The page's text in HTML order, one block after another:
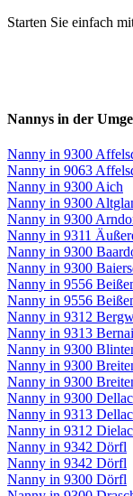
Starten Sie einfach
Nannys in der
Nanny in 9300
Nanny in 9063
Nanny in 9300 Aich
Nanny in 9300
Nanny in 9300
Nanny in 9311
Nanny in 9300
Nanny in 9300
Nanny in 9556
Nanny in 9556
Nanny in 9312
Nanny in 9313
Nanny in 9300
Nanny in 9300
Nanny in 9300
Nanny in 9300
Nanny in 9313
Nanny in 9312
Nanny in 9342 Dörfl
Nanny in 9342 Dörfl
Nanny in 9300 Dörfl